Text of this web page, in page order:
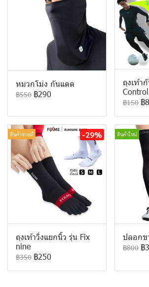
หมวกโม่ง กันแดด
฿550 ฿290
ถุงเท้า
฿150 ฿
สินค้าขายดี -29%
ถุงเท้าวิ่งแยกนิ้ว รุ่น Fix
nine
฿350 ฿250
สินค้าใหม่
ปลอกข
฿800 ฿